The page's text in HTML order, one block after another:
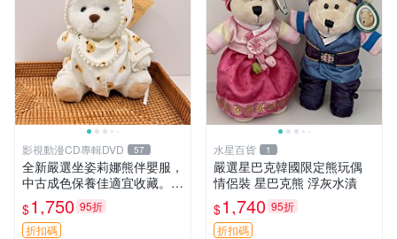
影視動漫CD專輯DVD 57
全新嚴選坐姿莉娜熊伴嬰服，
中古成色保養佳適宜收藏。無
盒子但品質完好，快速出貨。
建議入手！ 中古 玩偶 滬漫
$1,750 95折
折扣碼
水星百貨 1
嚴選星巴克韓國限定熊玩偶
情侶裝 星巴克熊 浮灰水漬
$1,740 95折
折扣碼